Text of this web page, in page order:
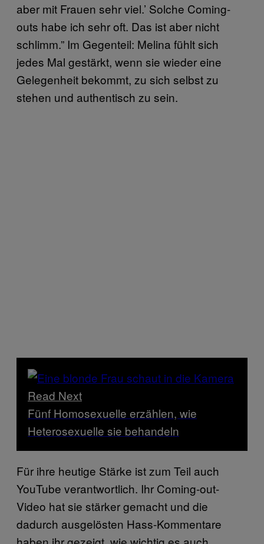
aber mit Frauen sehr viel.’ Solche Coming-
outs habe ich sehr oft. Das ist aber nicht
schlimm.” Im Gegenteil: Melina fühlt sich
jedes Mal gestärkt, wenn sie wieder eine
Gelegenheit bekommt, zu sich selbst zu
stehen und authentisch zu sein.
Read Next
Fünf Homosexuelle erzählen, wie
Heterosexuelle sie behandeln
Für ihre heutige Stärke ist zum Teil auch
YouTube verantwortlich. Ihr Coming-out-
Video hat sie stärker gemacht und die
dadurch ausgelösten Hass-Kommentare